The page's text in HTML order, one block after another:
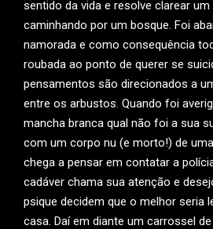
sentido da vida e resolve clarear
caminhando por um bosque. Foi
namorada e como consequência
roubada ao ponto de querer se
pensamentos são direcionados a
entre os arbustos. Quando foi
mancha branca qual não foi a sua
com um corpo nu (e morto!) de
chega a pensar em contatar a
cadáver chama sua atenção e
psique decidem que o melhor seria
casa. Daí em diante um carrossel